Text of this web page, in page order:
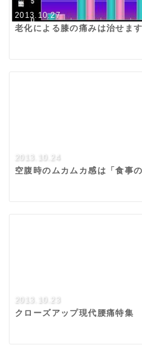
2013.10.27
老化による膝の痛みは治せま
2013.10.24
空腹時のムカムカ感は「食事
2013.10.23
クローズアップ現代腰痛特集